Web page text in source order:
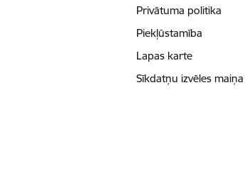
Privātuma politika
Piekļūstamība
Lapas karte
Sīkdatņu izvēles maiņa